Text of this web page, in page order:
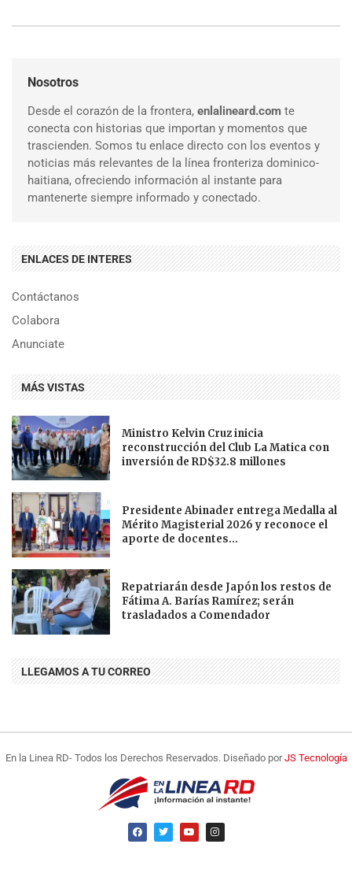
Nosotros
Desde el corazón de la frontera, enlalineard.com te
conecta con historias que importan y momentos que
trascienden. Somos tu enlace directo con los eventos y
noticias más relevantes de la línea fronteriza dominico-
haitiana, ofreciendo información al instante para
mantenerte siempre informado y conectado.
ENLACES DE INTERES
Contáctanos
Colabora
Anunciate
MÁS VISTAS
Ministro Kelvin Cruz inicia
reconstrucción del Club La Matica con
inversión de RD$32.8 millones
Presidente Abinader entrega Medalla al
Mérito Magisterial 2026 y reconoce el
aporte de docentes...
Repatriarán desde Japón los restos de
Fátima A. Barías Ramírez; serán
trasladados a Comendador
LLEGAMOS A TU CORREO
En la Linea RD- Todos los Derechos Reservados. Diseñado porJS Tecnología